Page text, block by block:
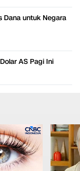
Dana untuk Negara
AS Pagi Ini